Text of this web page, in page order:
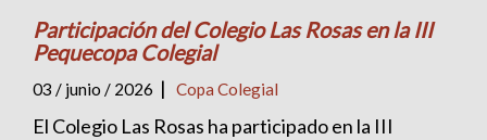
Participación del Colegio Las Rosas en la III
Pequecopa Colegial
03 / junio / 2026 | Copa Colegial
El Colegio Las Rosas ha participado en la III